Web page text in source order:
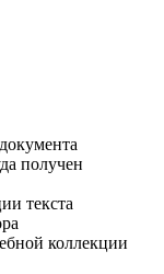
получен
текста
коллекции